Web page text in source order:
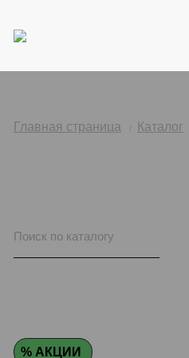
Главная страница Каталог
% АКЦИИ